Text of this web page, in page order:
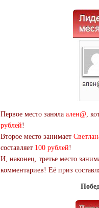
Первое место заняла ален@,
рублей!
Второе место занимает
составляет 100 рублей!
И, наконец, третье место
комментариев! Её приз